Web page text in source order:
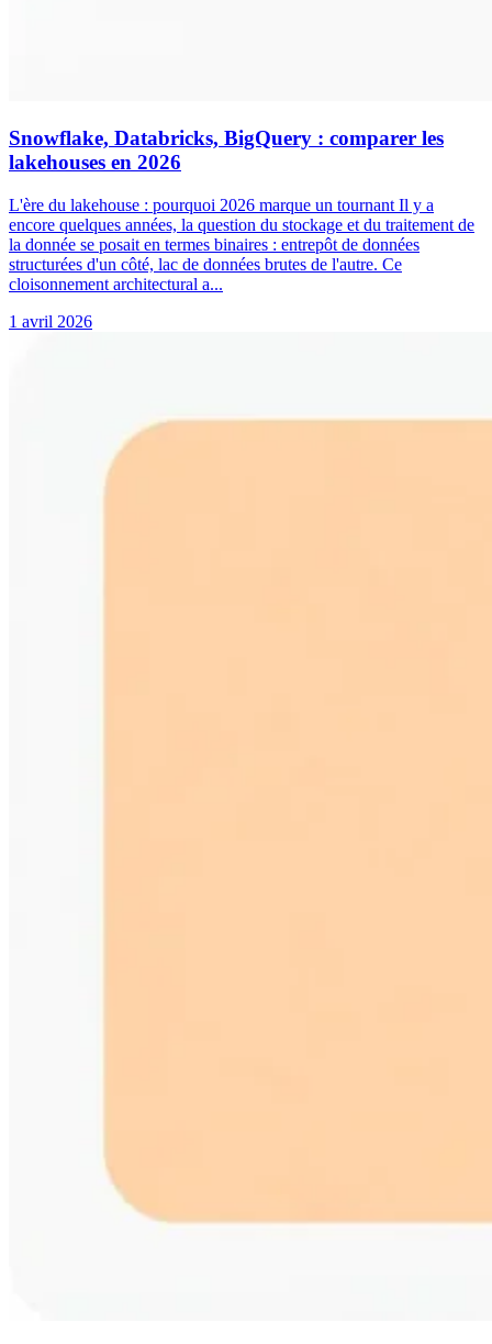
Snowflake, Databricks, BigQuery : comparer les
lakehouses en 2026
L'ère du lakehouse : pourquoi 2026 marque un tournant Il y a
encore quelques années, la question du stockage et du traitement de
la donnée se posait en termes binaires : entrepôt de données
structurées d'un côté, lac de données brutes de l'autre. Ce
cloisonnement architectural a...
1 avril 2026